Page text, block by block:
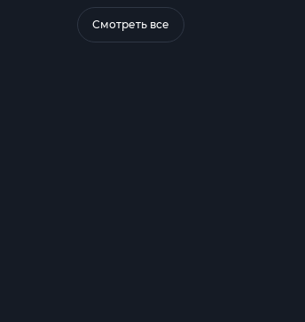
Смотреть все